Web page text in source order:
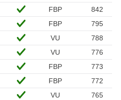
FBP
842
FBP
795
VU
788
VU
776
FBP
773
FBP
772
VU
765